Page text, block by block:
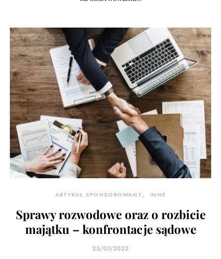
ARTYKUŁ SPONSOROWANY INNE
Sprawy rozwodowe oraz o rozbicie
majątku – konfrontacje sądowe
25/07/2022